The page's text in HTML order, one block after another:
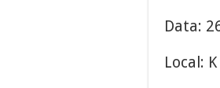
Data:
Local: